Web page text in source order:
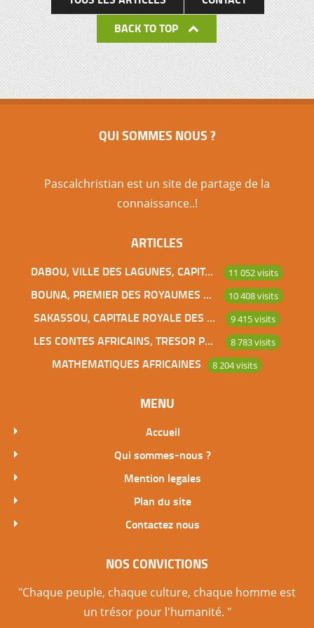
BACK TO TOP
QUI SOMMES NOUS ?
Pascalchristian est un site de partage de la
connaissance..!
ARTICLES
DABOU, VILLE DES LAGUNES, CAPITALE DES ADJOUKROU 11 052 visits
BOUNA, PREMIER DES ROYAUMES DE CÔTE D’IVOIRE 10 408 visits
SAKASSOU, CAPITALE ROYALE DES BAOULES 9 415 visits
LES CONTES AFRICAINS, TRESOR POUR L’HUMANITE 8 783 visits
MATHEMATIQUES AFRICAINES 8 204 visits
MENU
Accueil
Qui sommes-nous ?
Mention legales
Plan du site
Contactez nous
NOS CONVICTIONS
"Chaque peuple, chaque culture, chaque homme est
un trésor pour l'humanité. "